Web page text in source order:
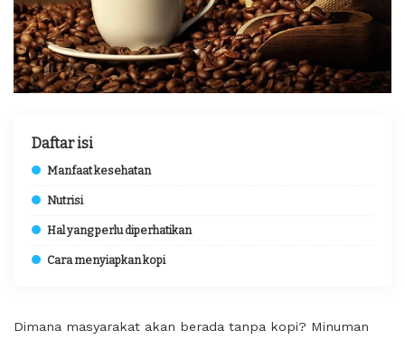
Daftar isi
Manfaat kesehatan
Nutrisi
Hal yang perlu diperhatikan
Cara menyiapkan kopi
Dimana masyarakat akan berada tanpa kopi? Minuman